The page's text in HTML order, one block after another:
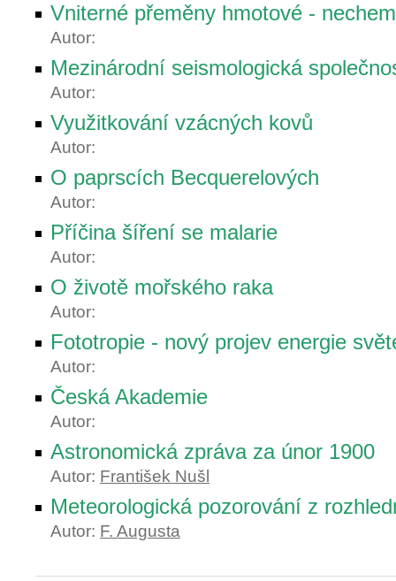
Vniterné přeměny hmotové -
Autor:
Mezinárodní seismologická
Autor:
Využitkování vzácných kovů
Autor:
O paprscích Becquerelových
Autor:
Příčina šíření se malarie
Autor:
O životě mořského raka
Autor:
Fototropie - nový projev energie
Autor:
Česká Akademie
Autor:
Astronomická zpráva za únor 1900
Autor: František Nušl
Meteorologická pozorování z
Autor: F. Augusta